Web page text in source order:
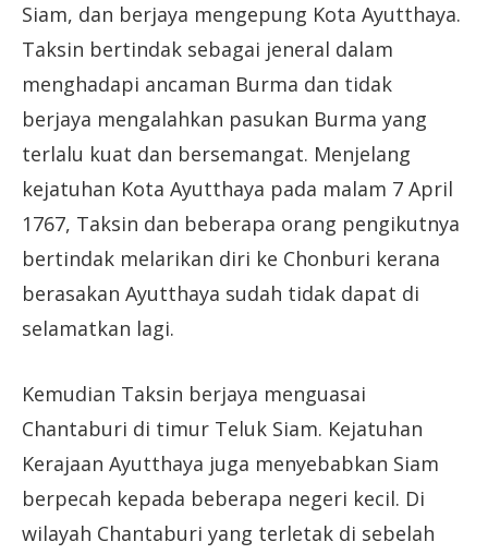
Siam, dan berjaya mengepung Kota Ayutthaya.
Taksin bertindak sebagai jeneral dalam
menghadapi ancaman Burma dan tidak
berjaya mengalahkan pasukan Burma yang
terlalu kuat dan bersemangat. Menjelang
kejatuhan Kota Ayutthaya pada malam 7 April
1767, Taksin dan beberapa orang pengikutnya
bertindak melarikan diri ke Chonburi kerana
berasakan Ayutthaya sudah tidak dapat di
selamatkan lagi.
Kemudian Taksin berjaya menguasai
Chantaburi di timur Teluk Siam. Kejatuhan
Kerajaan Ayutthaya juga menyebabkan Siam
berpecah kepada beberapa negeri kecil. Di
wilayah Chantaburi yang terletak di sebelah